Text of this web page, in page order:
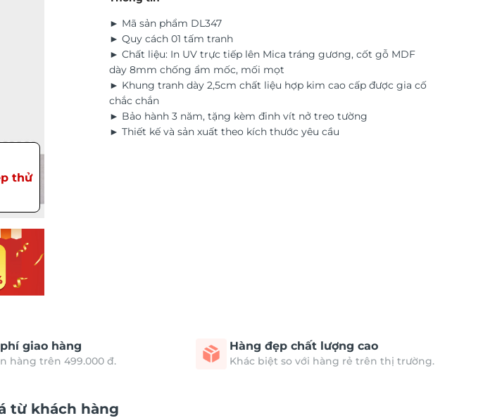
thử
► Mã sản phẩm DL347
► Quy cách 01 tấm tranh
► Chất liệu: In UV trực tiếp lên Mica tráng gương, cốt gỗ MDF
dày 8mm chống ẩm mốc, mối mọt
► Khung tranh dày 2,5cm chất liệu hợp kim cao cấp được gia cố
chắc chắn
► Bảo hành 3 năm, tặng kèm đinh vít nở treo tường
► Thiết kế và sản xuất theo kích thước yêu cầu
giao hàng
hàng trên 499.000 đ.
Hàng đẹp chất lượng cao
Khác biệt so với hàng rẻ trên thị trường.
từ khách hàng